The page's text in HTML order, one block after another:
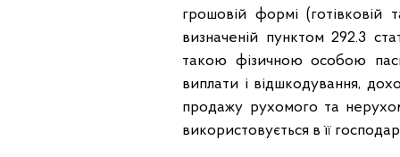
грошовій формі (готівковій
визначеній пунктом 292.3
такою фізичною особою
виплати і відшкодування,
продажу рухомого та
використовується в її